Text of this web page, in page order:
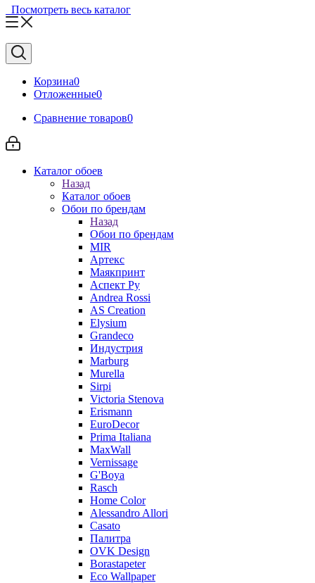
Посмотреть весь каталог
Корзина0
Отложенные0
Сравнение товаров0
Каталог обоев
Назад
Каталог обоев
Обои по брендам
Назад
Обои по брендам
MIR
Артекс
Маякпринт
Аспект Ру
Andrea Rossi
AS Creation
Elysium
Grandeco
Индустрия
Marburg
Murella
Sirpi
Victoria Stenova
Erismann
EuroDecor
Prima Italiana
MaxWall
Vernissage
G'Boya
Rasch
Home Color
Alessandro Allori
Casato
Палитра
OVK Design
Borastapeter
Eco Wallpaper